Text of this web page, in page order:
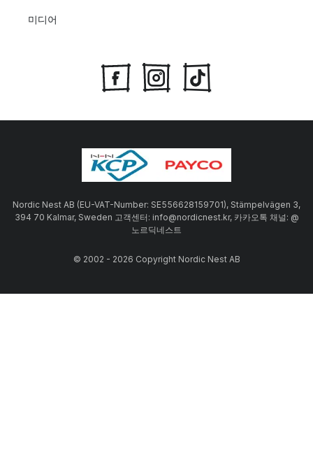
미디어
Nordic Nest AB (EU-VAT-Number: SE556628159701), Stämpelvägen 3,
394 70 Kalmar, Sweden 고객센터: info@nordicnest.kr, 카카오톡 채널: @
노르딕네스트
© 2002 - 2026 Copyright Nordic Nest AB